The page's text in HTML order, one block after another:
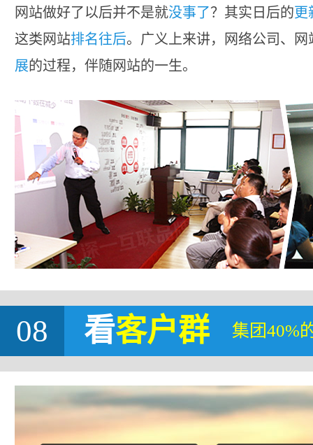
网站做好了以后并不是就没事了？其实日后的更
这类网站排名往后。广义上来讲，网络公司、
展的过程，伴随网站的一生。
08 看客户群 集团40%